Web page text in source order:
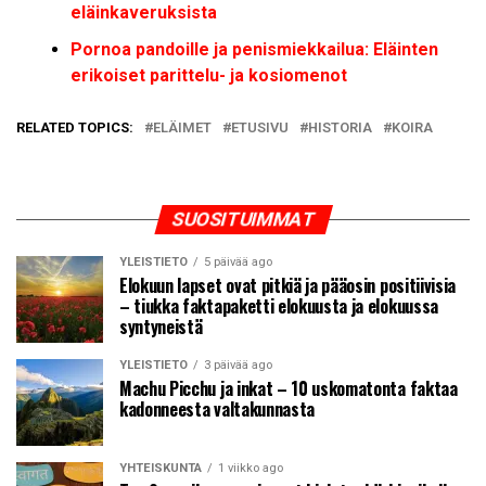
eläinkaveruksista
Pornoa pandoille ja penismiekkailua: Eläinten
erikoiset parittelu- ja kosiomenot
RELATED TOPICS: ELÄIMET ETUSIVU HISTORIA KOIRA
SUOSITUIMMAT
YLEISTIETO 5 päivää ago
Elokuun lapset ovat pitkiä ja pääosin positiivisia
– tiukka faktapaketti elokuusta ja elokuussa
syntyneistä
YLEISTIETO 3 päivää ago
Machu Picchu ja inkat – 10 uskomatonta faktaa
kadonneesta valtakunnasta
YHTEISKUNTA 1 viikko ago